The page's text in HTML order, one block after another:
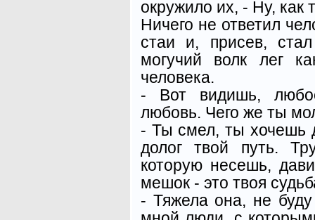
окружило их, - Ну, как
Ничего не ответил
стаи и, присев,
могучий волк лег
человека.
- Вот видишь,
любовь. Чего же ты
- Ты смел, ты хочешь
долог твой путь.
которую несешь,
мешок - это твоя
- Тяжела она, не